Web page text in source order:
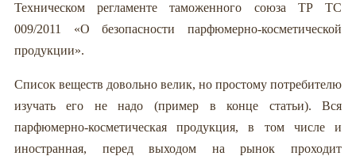
Техническом регламенте таможенного союза ТР ТС
009/2011 «О безопасности парфюмерно-косметической
продукции».
Список веществ довольно велик, но простому потребителю
изучать его не надо (пример в конце статьи). Вся
парфюмерно-косметическая продукция, в том числе и
иностранная, перед выходом на рынок проходит